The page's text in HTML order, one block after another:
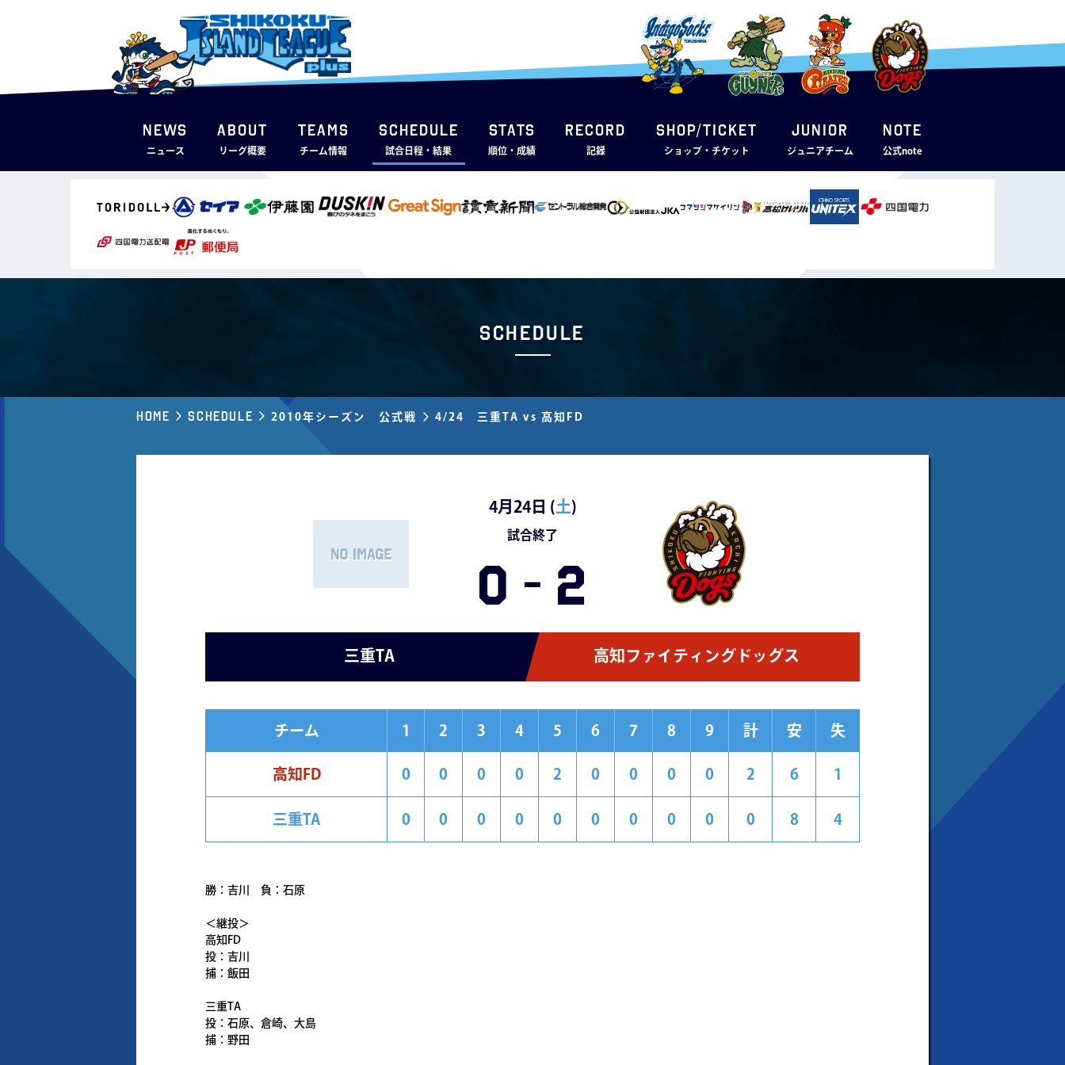
NEWS
ニュース
ABOUT
リーグ概要
TEAMS
チーム情報
SCHEDULE
試合日程・結果
STATS
順位・成績
RECORD
記録
SHOP/TICKET
ショップ・チケット
JUNIOR
ジュニアチーム
note
公式note
Schedule
Home Schedule 2010年シーズン 公式戦 4/24 三重TA vs 高知FD
4月24日 (土)
試合終了
0 - 2
三重TA 高知ファイティングドッグス
チーム 1 2 3 4 5 6 7 8 9 計 安 失
高知FD 0 0 0 0 2 0 0 0 0 2 6 1
三重TA 0 0 0 0 0 0 0 0 0 0 8 4
勝：吉川 負：石原
＜継投＞
高知FD
投：吉川
捕：飯田
三重TA
投：石原、倉崎、大島
捕：野田